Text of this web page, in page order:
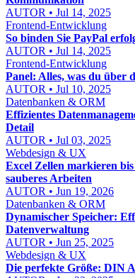
AUTOR • Jul 14, 2025
Frontend-Entwicklung
So binden Sie PayPal
AUTOR • Jul 14, 2025
Frontend-Entwicklung
Panel: Alles, was du über
AUTOR • Jul 10, 2025
Datenbanken & ORM
Effizientes
Detail
AUTOR • Jul 03, 2025
Webdesign & UX
Excel Zellen markieren
sauberes Arbeiten
AUTOR • Jun 19, 2026
Datenbanken & ORM
Dynamischer Speicher:
Datenverwaltung
AUTOR • Jun 25, 2025
Webdesign & UX
Die perfekte Größe: DIN